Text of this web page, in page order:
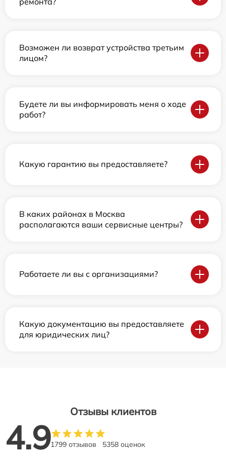
Возможен ли возврат устройства третьим
лицом?
Будете ли вы информировать меня о ходе
работ?
Какую гарантию вы предоставляете?
В каких районах в Москва
располагаются ваши сервисные центры?
Работаете ли вы с организациями?
Какую документацию вы предоставляете
для юридических лиц?
Отзывы клиентов
4.91799 отзывов 5358 оценок